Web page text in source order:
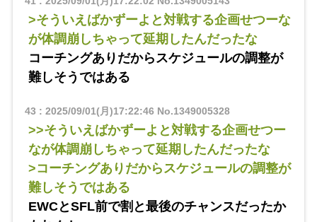
>そういえばかずーよと対戦する企画せつーな
が体調崩しちゃって延期したんだったな
コーチングありだからスケジュールの調整が
難しそうではある
43 : 2025/09/01(月)17:22:46 No.1349005328
>>そういえばかずーよと対戦する企画せつー
なが体調崩しちゃって延期したんだったな
>コーチングありだからスケジュールの調整が
難しそうではある
EWCとSFL前で割と最後のチャンスだったか